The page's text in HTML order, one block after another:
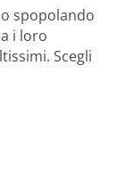
spopolando
i loro
Scegli